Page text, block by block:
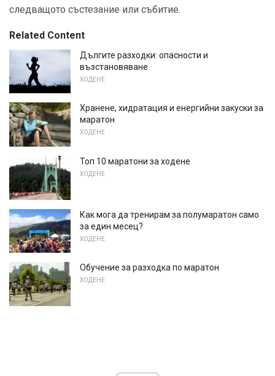
следващото състезание или събитие.
Related Content
Дългите разходки: опасности и
възстановяване
ХОДЕНЕ
Хранене, хидратация и енергийни закуски за
маратон
ХОДЕНЕ
Топ 10 маратони за ходене
ХОДЕНЕ
Как мога да тренирам за полумаратон само
за един месец?
ХОДЕНЕ
Обучение за разходка по маратон
ХОДЕНЕ